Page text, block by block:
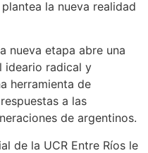
la nueva realidad
nueva etapa abre una
ideario radical y
herramienta de
a las
de argentinos.
de la UCR Entre Ríos le